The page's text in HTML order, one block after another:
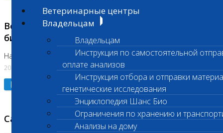
Ветеринарные центры
Владельцам
Владельцам
Инструкция по самостоятельной
оплате анализов
Инструкция отбора и отправки
генетические исследования
Энциклопедия Шанс Био
Ограничения по хранению и
Анализы на дому
Возобновлено выполнение срочных
биохимических исследований
На Нагорной
20.07.2026
Подробнее
Санитарный день